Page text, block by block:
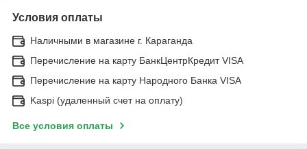
Условия оплаты
Наличными в магазине г. Караганда
Перечисление на карту БанкЦентрКредит VISA
Перечисление на карту Народного Банка VISA
Kaspi (удаленный счет на оплату)
Все условия оплаты